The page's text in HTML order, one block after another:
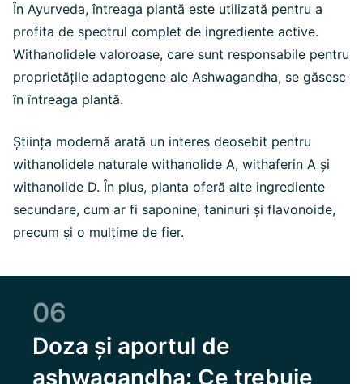
În Ayurveda, întreaga plantă este utilizată pentru a
profita de spectrul complet de ingrediente active.
Withanolidele valoroase, care sunt responsabile pentru
proprietățile adaptogene ale Ashwagandha, se găsesc
în întreaga plantă.
Știința modernă arată un interes deosebit pentru
withanolidele naturale withanolide A, withaferin A și
withanolide D. În plus, planta oferă alte ingrediente
secundare, cum ar fi saponine, taninuri și flavonoide,
precum și o mulțime de fier.
06
Doza și aportul de
ashwagandha: Ce trebuie